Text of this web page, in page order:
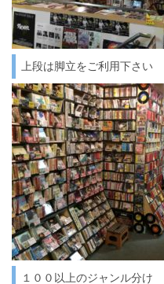
上段は脚立をご利用下さい
１００以上のジャンル分け